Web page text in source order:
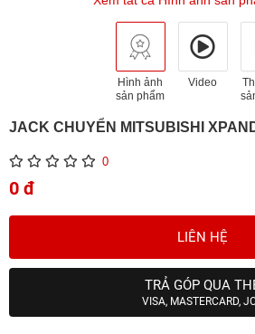
Hình ảnh
sản phẩm
Video
JACK CHUYỂN MITSUBISHI
0
0 đ
LIÊN HỆ
TRẢ GÓP QUA
VISA, MASTERCARD,